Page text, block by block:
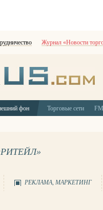
Журнал «Новости
фон Торговые сети
РЕКЛАМА, МАРКЕТИНГ